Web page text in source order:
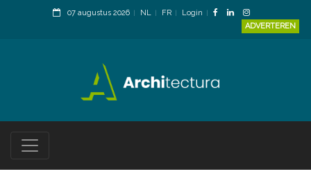
07 augustus 2026 NL FR
Login
ADVERTEREN